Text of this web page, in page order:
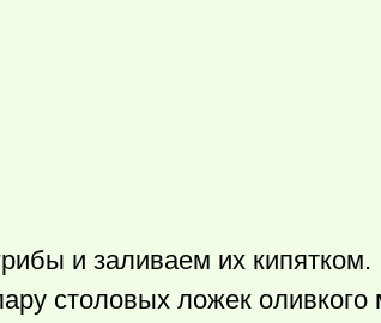
и заливаем их кипятком.
столовых ложек